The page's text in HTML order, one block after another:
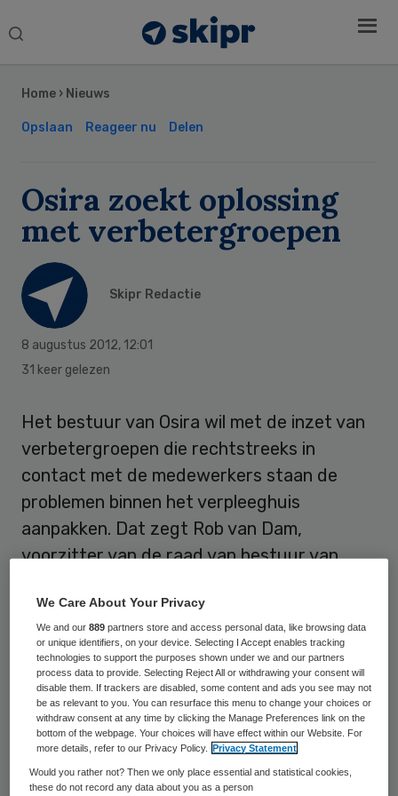
Search
Home › Nieuws
Opslaan Reageer nu Delen
Osira zoekt oplossing
met verbetergroepen
Skipr Redactie
8 augustus 2012, 12:01
31 keer gelezen
Het bestuur van Osira wil met de inzet van
verbetergroepen die rechtstreeks in
contact met de medewerkers staan de
problemen binnen het verpleeghuis
aanpakken. Dat zegt Rob van Dam,
voorzitter van de raad van bestuur van
Noodklok
Van Dam reageert hiermee op de actie van
medewerkers afgelopen maandag. Zij
luidden denoodklokomdat zij naar eigen
zeggen door personeeltekort geen goede
zorg kunnen verlenen. In het dagboek ‘een
Sidebar
We Care About Your Privacy
We and our889 partners store and access personal data, like browsing data
or unique identifiers, on your device. Selecting I Accept enables tracking
technologies to support the purposes shown under we and our partners
process data to provide. Selecting Reject All or withdrawing your consent will
disable them. If trackers are disabled, some content and ads you see may not
be as relevant to you. You can resurface this menu to change your choices or
withdraw consent at any time by clicking the Manage Preferences link on the
bottom of the webpage. Your choices will have effect within our Website. For
more details, refer to our Privacy Policy.
Privacy Statement
Would you rather not? Then we only place essential and statistical cookies,
these do not record any data about you as a person